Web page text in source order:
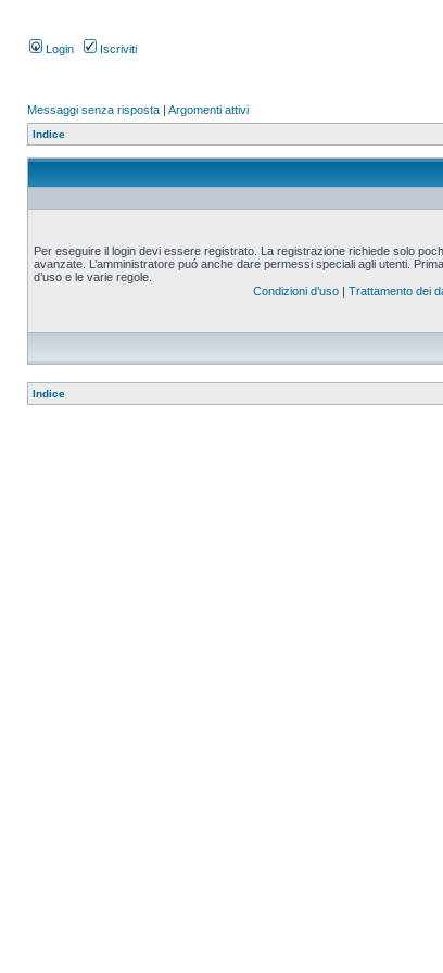
Login Iscriviti
Messaggi senza risposta | Argomenti attivi
Indice
Per eseguire il login devi essere registrato. La registrazione richiede solo
avanzate. L’amministratore puó anche dare permessi speciali agli utenti.
d’uso e le varie regole.
Condizioni d’uso | Trattamento dei
Indice